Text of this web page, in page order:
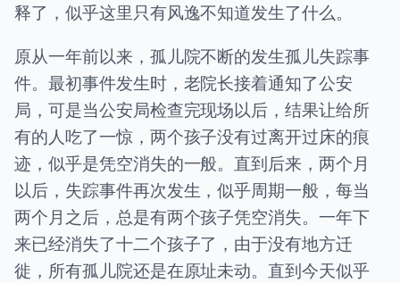
释了，似乎这里只有风逸不知道发生了什么。
原从一年前以来，孤儿院不断的发生孤儿失踪事
件。最初事件发生时，老院长接着通知了公安
局，可是当公安局检查完现场以后，结果让给所
有的人吃了一惊，两个孩子没有过离开过床的痕
迹，似乎是凭空消失的一般。直到后来，两个月
以后，失踪事件再次发生，似乎周期一般，每当
两个月之后，总是有两个孩子凭空消失。一年下
来已经消失了十二个孩子了，由于没有地方迁
徙，所有孤儿院还是在原址未动。直到今天似乎